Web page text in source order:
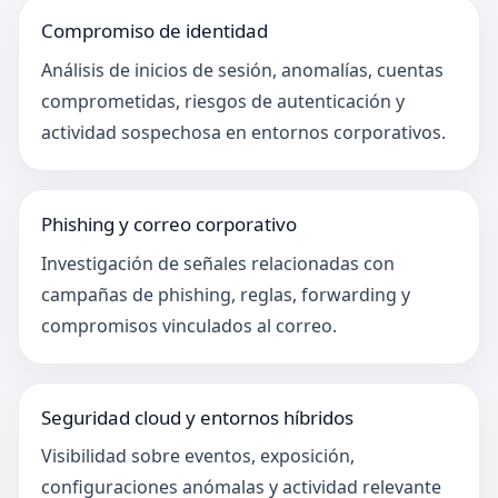
Compromiso de identidad
Análisis de inicios de sesión, anomalías, cuentas
comprometidas, riesgos de autenticación y
actividad sospechosa en entornos corporativos.
Phishing y correo corporativo
Investigación de señales relacionadas con
campañas de phishing, reglas, forwarding y
compromisos vinculados al correo.
Seguridad cloud y entornos híbridos
Visibilidad sobre eventos, exposición,
configuraciones anómalas y actividad relevante